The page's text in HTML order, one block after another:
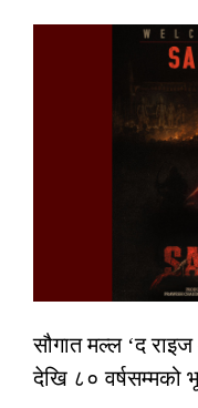
सौगात मल्ल ‘द
देखि ८० वर्षसम्मको